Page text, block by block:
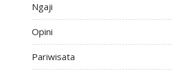
Ngaji
Opini
Pariwisata